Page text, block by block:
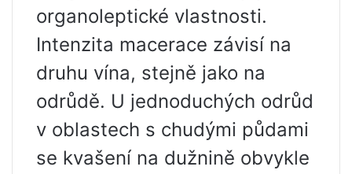
organoleptické vlastnosti.
Intenzita macerace závisí na
druhu vína, stejně jako na
odrůdě. U jednoduchých odrůd
v oblastech s chudými půdami
se kvašení na dužnině obvykle